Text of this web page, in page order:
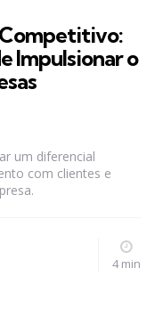
Impulsionar o
um diferencial
com clientes e
4 min